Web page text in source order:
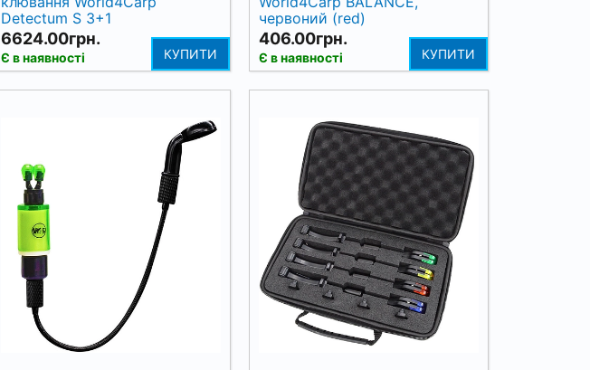
Detectum S 3+1
6624.00грн.
Є в наявності КУПИТИ
червоний (red)
406.00грн.
Є в наявності КУПИТИ